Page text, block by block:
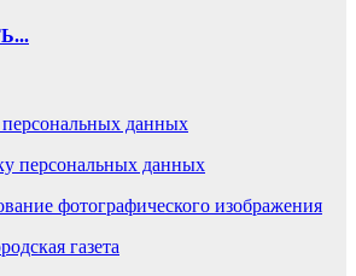
данных
персональных данных
фотографического изображения